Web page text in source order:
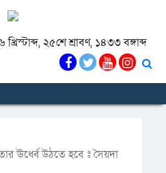
২৫শে শ্রাবণ, ১৪৩৩ বঙ্গাব্দ
ঊর্ধ্বে উঠতে হবে ঃ সৈয়দা